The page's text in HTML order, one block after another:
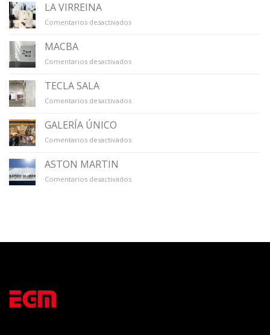
LA VIRREINA
Comentarios desactivadosen
MACBA
Comentarios desactivadosen
TECLA SALA
Comentarios desactivadosen
GALERÍA ÚNICO
Comentarios desactivadosen
ASTON MARTIN
Comentarios desactivadosen